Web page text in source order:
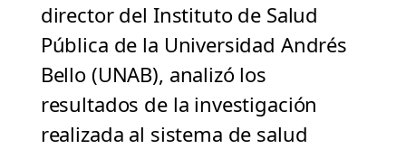
director del Instituto de Salud
Pública de la Universidad Andrés
Bello (UNAB), analizó los
resultados de la investigación
realizada al sistema de salud